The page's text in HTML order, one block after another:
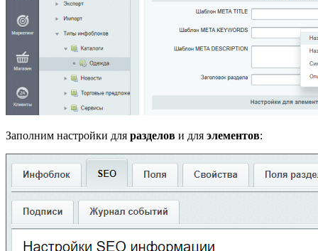
Заполним настройки для разделов и для элементов: